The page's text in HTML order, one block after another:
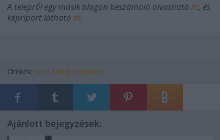
A telepről egy másik blogon beszámoló olvasható itt, és
képriport látható itt.
Címkék: pécs telep település
Ajánlott bejegyzések: